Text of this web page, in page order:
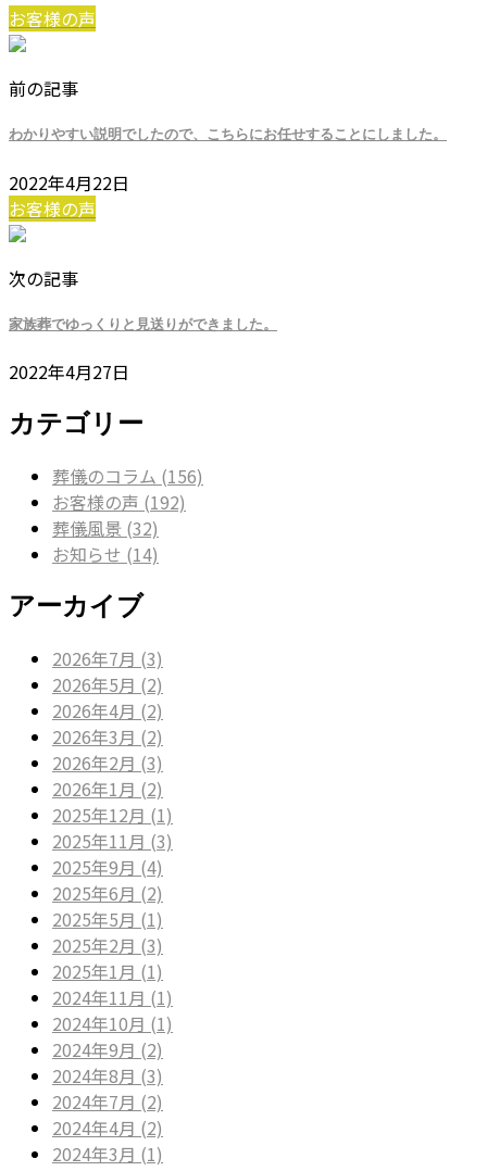
お客様の声
前の記事
わかりやすい説明でしたので、こちらにお任せすることにしました。
2022年4月22日
お客様の声
次の記事
家族葬でゆっくりと見送りができました。
2022年4月27日
カテゴリー
葬儀のコラム (156)
お客様の声 (192)
葬儀風景 (32)
お知らせ (14)
アーカイブ
2026年7月 (3)
2026年5月 (2)
2026年4月 (2)
2026年3月 (2)
2026年2月 (3)
2026年1月 (2)
2025年12月 (1)
2025年11月 (3)
2025年9月 (4)
2025年6月 (2)
2025年5月 (1)
2025年2月 (3)
2025年1月 (1)
2024年11月 (1)
2024年10月 (1)
2024年9月 (2)
2024年8月 (3)
2024年7月 (2)
2024年4月 (2)
2024年3月 (1)